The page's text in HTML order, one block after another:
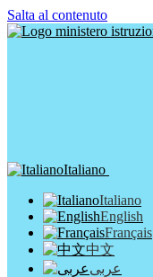
Salta al contenuto
Italiano
Italiano
English
Français
中文
عربى